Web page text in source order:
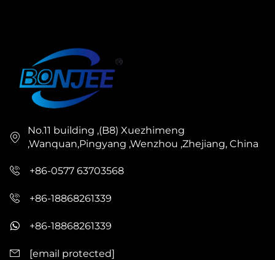
No.11 building ,(B8) Xuezhimeng
,Wanquan,Pingyang ,Wenzhou ,Zhejiang, China
+86-0577 63703568
+86-18868261339
+86-18868261339
[email protected]